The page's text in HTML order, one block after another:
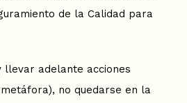
de la Calidad para
llevar adelante acciones
no quedarse en la